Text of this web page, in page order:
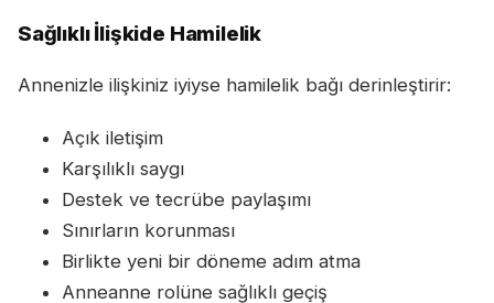
Sağlıklı İlişkide Hamilelik
Annenizle ilişkiniz iyiyse hamilelik bağı derinleştirir:
Açık iletişim
Karşılıklı saygı
Destek ve tecrübe paylaşımı
Sınırların korunması
Birlikte yeni bir döneme adım atma
Anneanne rolüne sağlıklı geçiş